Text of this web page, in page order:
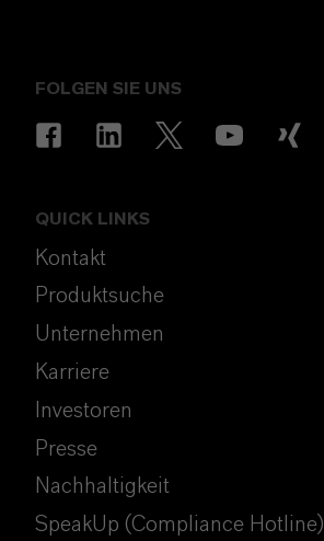
FOLGEN SIE UNS
QUICK LINKS
Kontakt
Produktsuche
Unternehmen
Karriere
Investoren
Presse
Nachhaltigkeit
SpeakUp (Compliance Hotline)